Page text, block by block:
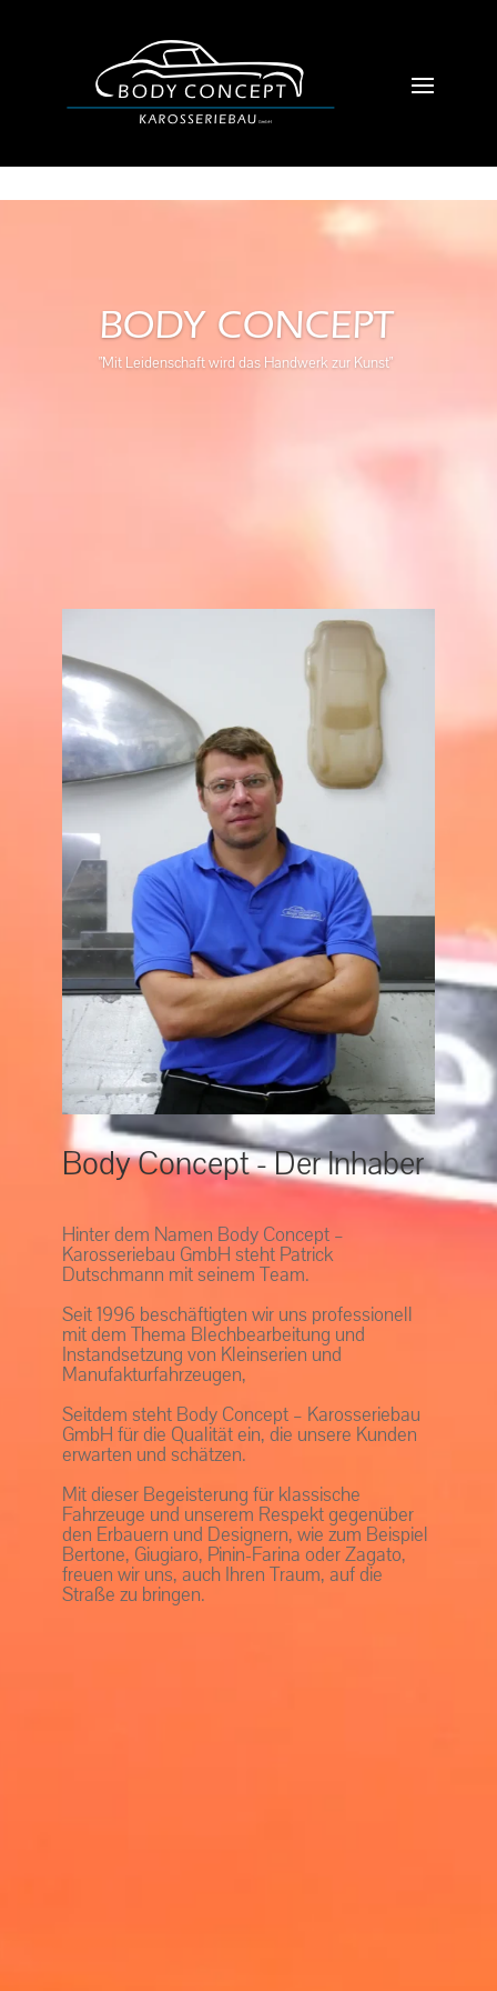
BODY CONCEPT
"Mit Leidenschaft wird das Handwerk zur Kunst"
Body Concept - Der Inhaber
Hinter dem Namen Body Concept –
Karosseriebau GmbH steht Patrick
Dutschmann mit seinem Team.
Seit 1996 beschäftigten wir uns professionell
mit dem Thema Blechbearbeitung und
Instandsetzung von Kleinserien und
Manufakturfahrzeugen,
Seitdem steht Body Concept – Karosseriebau
GmbH für die Qualität ein, die unsere Kunden
erwarten und schätzen.
Mit dieser Begeisterung für klassische
Fahrzeuge und unserem Respekt gegenüber
den Erbauern und Designern, wie zum Beispiel
Bertone, Giugiaro, Pinin-Farina oder Zagato,
freuen wir uns, auch Ihren Traum, auf die
Straße zu bringen.